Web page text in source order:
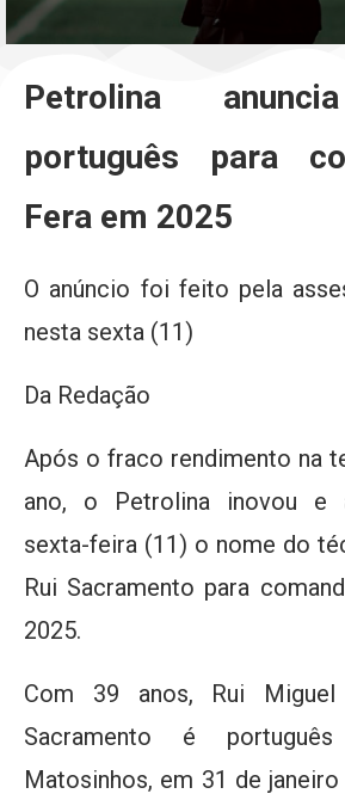
Petrolina
português para
Fera em 2025
O anúncio foi feito pela
nesta sexta (11)
Da Redação
Após o fraco rendimento na
ano, o Petrolina inovou e
sexta-feira (11) o nome do
Rui Sacramento para
2025.
Com 39 anos, Rui
Sacramento é
Matosinhos, em 31 de